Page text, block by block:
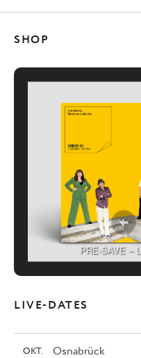
SHOP
PRE-SAVE –
LIVE-DATES
Osnabrück
OKT.